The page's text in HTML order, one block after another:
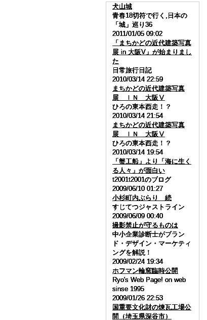
犬山城
青春18切符で行く,日本の
「城」巡り36
2011/01/05 09:02
「まちかどの近代建築写真
展 in 大阪V」が始まりまし
た
日常旅行日記
2010/03/14 22:59
まちかどの近代建築写真
展 ＩＮ 大阪Ⅴ
ひろの東本西走！？
2010/03/14 21:54
まちかどの近代建築写真
展 ＩＮ 大阪Ⅴ
ひろの東本西走！？
2010/03/14 19:54
「蟹工船」より「海に生く
る人々」が面白い
t2001t2001のブログ
2009/06/10 01:27
小杉町内ぶらり 続
すじてつジャストライン
2009/06/09 00:40
撮影禁止が守るものは
中小企業診断士がブラン
ド・デザイン・マーケティ
ングを解説！
2009/02/24 19:34
ホフマン輪窯臨時公開
Ryo's Web Page! on web
sinse 1995
2009/01/26 22:53
国重要文化財の煉瓦工場公
開（埼玉県深谷市）
犬山城
青春18切符で行く,日本の
「城」巡り36
2011/01/05 09:02
「まちかどの近代建築写真
展 in 大阪V」が始まりまし
た
日常旅行日記
2010/03/14 22:59
まちかどの近代建築写真
展 ＩＮ 大阪Ⅴ
ひろの東本西走！？
2010/03/14 21:54
まちかどの近代建築写真
展 ＩＮ 大阪Ⅴ
ひろの東本西走！？
2010/03/14 19:54
「蟹工船」より「海に生く
る人々」が面白い
t2001t2001のブログ
2009/06/10 01:27
小杉町内ぶらり 続
すじてつジャストライン
2009/06/09 00:40
撮影禁止が守るものは
中小企業診断士がブラン
ド・デザイン・マーケティ
ングを解説！
2009/02/24 19:34
ホフマン輪窯臨時公開
Ryo's Web Page! on web
sinse 1995
2009/01/26 22:53
国重要文化財の煉瓦工場公
開（埼玉県深谷市）
犬山城
青春18切符で行く,日本の
「城」巡り36
2011/01/05 09:02
「まちかどの近代建築写真
展 in 大阪V」が始まりまし
た
日常旅行日記
2010/03/14 22:59
まちかどの近代建築写真
展 ＩＮ 大阪Ⅴ
ひろの東本西走！？
2010/03/14 21:54
まちかどの近代建築写真
展 ＩＮ 大阪Ⅴ
ひろの東本西走！？
2010/03/14 19:54
「蟹工船」より「海に生く
る人々」が面白い
t2001t2001のブログ
2009/06/10 01:27
小杉町内ぶらり 続
すじてつジャストライン
2009/06/09 00:40
撮影禁止が守るものは
中小企業診断士がブラン
ド・デザイン・マーケティ
ングを解説！
2009/02/24 19:34
ホフマン輪窯臨時公開
Ryo's Web Page! on web
sinse 1995
2009/01/26 22:53
国重要文化財の煉瓦工場公
開（埼玉県深谷市）
犬山城
青春18切符で行く,日本の
「城」巡り36
2011/01/05 09:02
「まちかどの近代建築写真
展 in 大阪V」が始まりまし
た
日常旅行日記
2010/03/14 22:59
まちかどの近代建築写真
展 ＩＮ 大阪Ⅴ
ひろの東本西走！？
2010/03/14 21:54
まちかどの近代建築写真
展 ＩＮ 大阪Ⅴ
ひろの東本西走！？
2010/03/14 19:54
「蟹工船」より「海に生く
る人々」が面白い
t2001t2001のブログ
2009/06/10 01:27
小杉町内ぶらり 続
すじてつジャストライン
2009/06/09 00:40
撮影禁止が守るものは
中小企業診断士がブラン
ド・デザイン・マーケティ
ングを解説！
2009/02/24 19:34
ホフマン輪窯臨時公開
Ryo's Web Page! on web
sinse 1995
2009/01/26 22:53
国重要文化財の煉瓦工場公
開（埼玉県深谷市）